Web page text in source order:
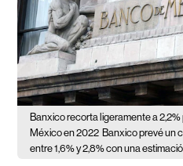
Banxico recorta ligeramente a
México en 2022 Banxico prevé un
entre 1,6% y 2,8% con una